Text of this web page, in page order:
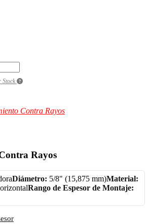
Stock
Contra Rayos
Rayos
Diámetro: 5/8" (15,875 mm)Material:
Rango de Espesor de Montaje: